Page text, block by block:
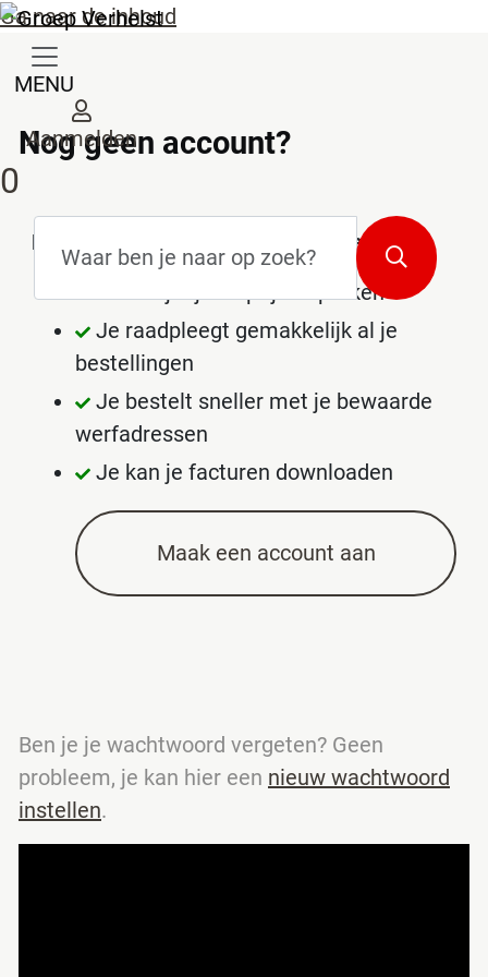
Ga naar de inhoud
MENU
Aanmelden
0
Zoekterm
Zoeken
Nog geen account?
Redenen om een account te maken
Je bekijkt jouw prijsafspraken
Je raadpleegt gemakkelijk al je
bestellingen
Je bestelt sneller met je bewaarde
werfadressen
Je kan je facturen downloaden
Maak een account aan
Ben je je wachtwoord vergeten? Geen
probleem, je kan hier een nieuw wachtwoord
instellen.